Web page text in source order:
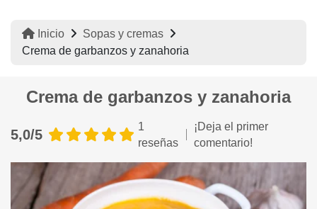
Inicio
Sopas y cremas
Crema de garbanzos y zanahoria
Crema de garbanzos y zanahoria
5,0/5
1
reseñas
¡Deja el primer
comentario!